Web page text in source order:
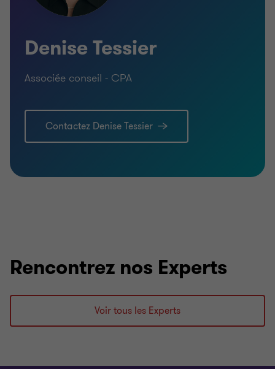
Denise Tessier
Associée conseil - CPA
Contactez Denise Tessier
Rencontrez nos Experts
Voir tous les Experts